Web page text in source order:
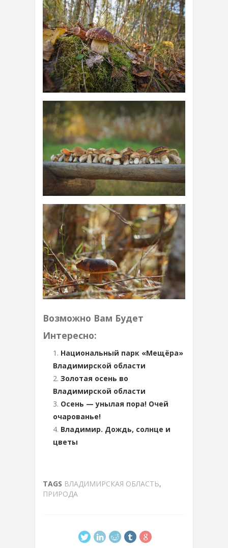
Возможно Вам Будет
Интересно:
Национальный парк «Мещёра»
Владимирской области
Золотая осень во
Владимирской области
Осень — унылая пора! Очей
очарованье!
Владимир. Дождь, солнце и
цветы
TAGS ВЛАДИМИРСКАЯ ОБЛАСТЬ,
ПРИРОДА